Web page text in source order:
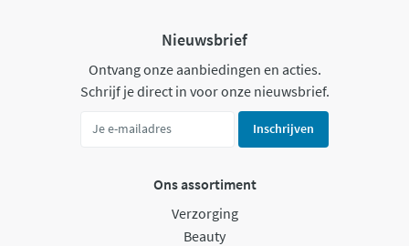
Nieuwsbrief
Ontvang onze aanbiedingen en acties.
Schrijf je direct in voor onze nieuwsbrief.
Inschrijven
Ons assortiment
Verzorging
Beauty